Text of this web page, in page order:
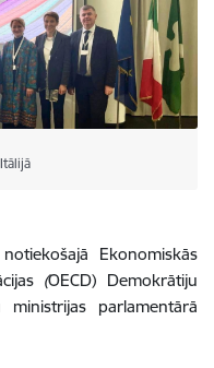
Ekonomiskās
(OECD) Demokrātiju
parlamentārā